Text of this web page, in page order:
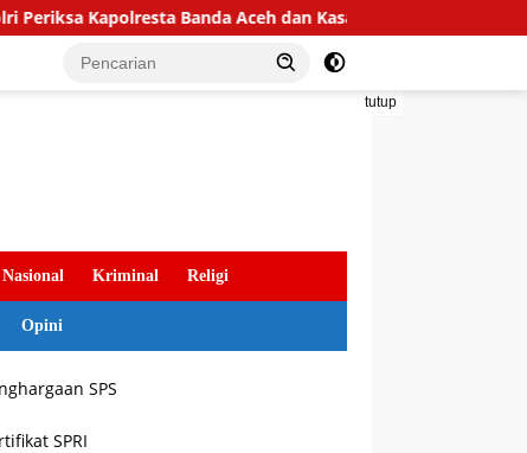
Banda Aceh dan Kasat Narkoba
tutup
Nasional Kriminal Religi
Opini